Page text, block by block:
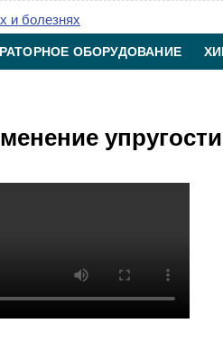
ОБОРУДОВАНИЕ